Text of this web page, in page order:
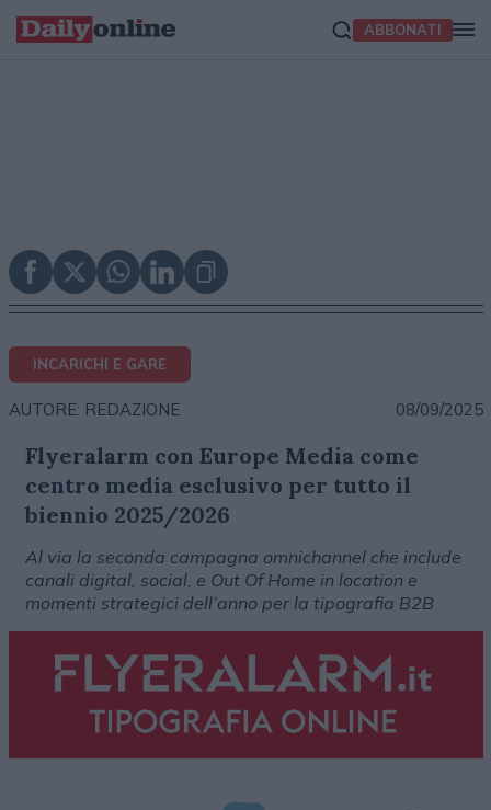
ABBONATI
INCARICHI E GARE
AUTORE: REDAZIONE 08/09/2025
Flyeralarm con Europe Media come
centro media esclusivo per tutto il
biennio 2025/2026
Al via la seconda campagna omnichannel che include
canali digital, social, e Out Of Home in location e
momenti strategici dell’anno per la tipografia B2B